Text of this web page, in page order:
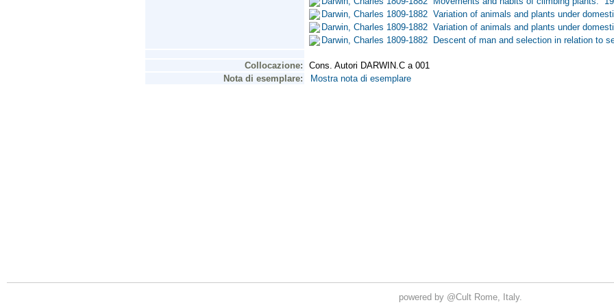
powered by @Cult Rome, Italy.